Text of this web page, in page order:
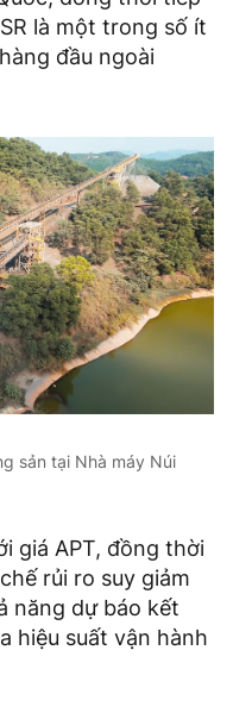
là một trong số ít
đầu ngoài
sản tại Nhà máy Núi
giá APT, đồng thời
rủi ro suy giảm
năng dự báo kết
hiệu suất vận hành